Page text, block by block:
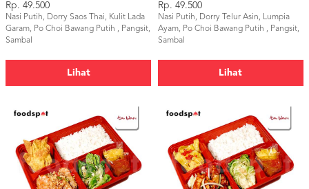
Rp. 49.500
Nasi Putih, Dorry Saos Thai, Kulit Lada
Garam, Po Choi Bawang Putih , Pangsit,
Sambal
Lihat
Rp. 49.500
Nasi Putih, Dorry Telur Asin, Lumpia
Ayam, Po Choi Bawang Putih , Pangsit,
Sambal
Lihat